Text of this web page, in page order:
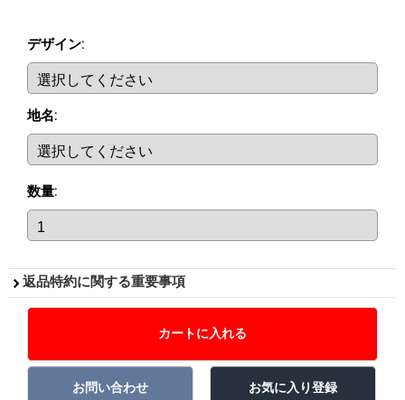
デザイン:
地名:
数量:
返品特約に関する重要事項